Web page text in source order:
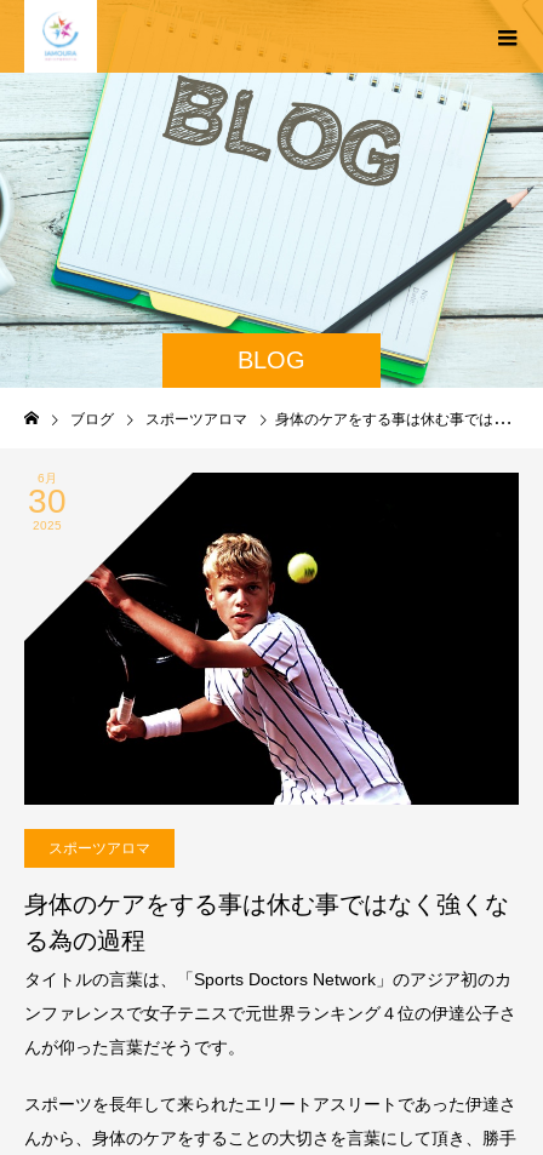
BLOG
ブログ スポーツアロマ 身体のケアをする事は休む事ではなく強くなる為の過程
6月
30
2025
スポーツアロマ
身体のケアをする事は休む事ではなく強くな
る為の過程
タイトルの言葉は、「Sports Doctors Network」のアジア初のカ
ンファレンスで女子テニスで元世界ランキング４位の伊達公子さ
んが仰った言葉だそうです。
スポーツを長年して来られたエリートアスリートであった伊達さ
んから、身体のケアをすることの大切さを言葉にして頂き、勝手